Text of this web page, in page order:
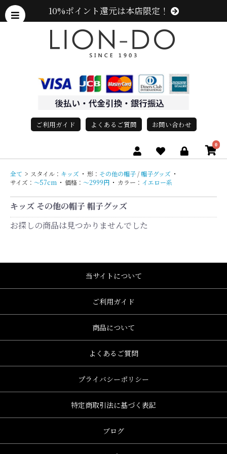
10%ポイント還元は本店限定！
ご利用ガイド よくあるご質問 お問い合わせ
0
全て > スタイル： キッズ ・ 形： その他の帽子 / 帽子グッズ ・
サイズ： 〜57cm ・ 価格： 〜2999円 ・ カラー： イエロー系
キッズ その他の帽子 帽子グッズ
お探しの商品は見つかりませんでした
当サイトについて
ご利用ガイド
商品について
よくあるご質問
プライバシーポリシー
特定商取引法に基づく表記
ブログ